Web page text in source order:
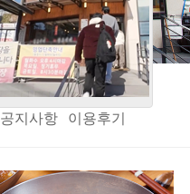
음식정보
메뉴갤러리
공지사항 이용후기